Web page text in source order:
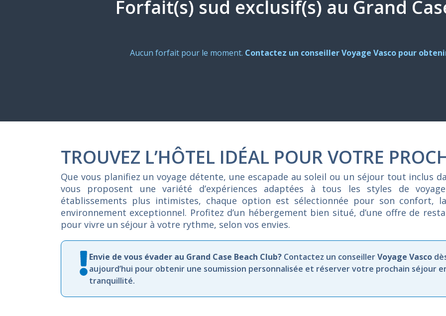
Forfait(s) sud exclusif(s) au Grand
Aucun forfait pour le moment. Contactez un conseiller Voyage Vasco pour
TROUVEZ L’HÔTEL IDÉAL POUR VOTRE
Que vous planifiez unvoyage détente, une escapade au soleil ou un séjour tout inclus
vous proposent unevariété d’expériences adaptées à tous les styles de
établissements plus intimistes, chaque option est sélectionnée pour son confort,
environnement exceptionnel. Profitez d’un hébergement bien situé, d’une offre de
pour vivre un séjour à votre rythme, selon vos envies.
Envie de vous évader au Grand Case Beach Club?Contactez un conseillerVoyage Vasco
aujourd’hui pour obtenir une soumission personnalisée et réserver votre prochain séjour
tranquillité.